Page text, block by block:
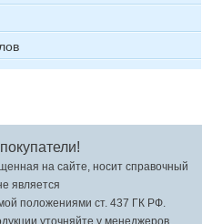
на сайте, носит справочный
является
положениями ст. 437 ГК РФ.
уточняйте у менеджеров.